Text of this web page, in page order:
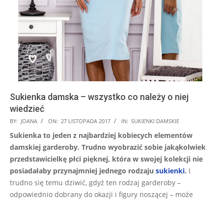
Sukienka damska – wszystko co należy o niej
wiedzieć
2017-
11-
27
BY: JOANA ON: 27 LISTOPADA 2017 IN: SUKIENKI DAMSKIE
Sukienka to jeden z najbardziej kobiecych elementów
damskiej garderoby. Trudno wyobrazić sobie jakąkolwiek
przedstawicielkę płci pięknej, która w swojej kolekcji nie
posiadałaby przynajmniej jednego rodzaju sukienki. I
trudno się temu dziwić, gdyż ten rodzaj garderoby –
odpowiednio dobrany do okazji i figury noszącej – może